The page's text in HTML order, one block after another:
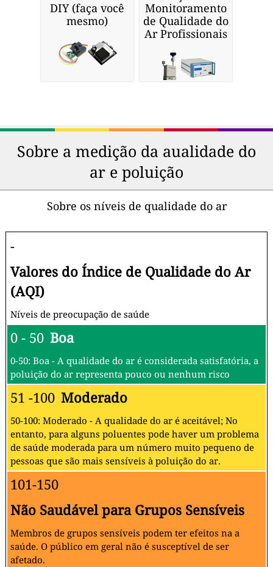
DIY (faça você
mesmo)
Monitoramento
de Qualidade do
Ar Profissionais
Sobre a medição da aualidade do
ar e poluição
Sobre os níveis de qualidade do ar
-
Valores do Índice de Qualidade do Ar
(AQI)
Níveis de preocupação de saúde
0 - 50 Boa
0-50: Boa - A qualidade do ar é considerada satisfatória, a
poluição do ar representa pouco ou nenhum risco
51 -100 Moderado
50-100: Moderado - A qualidade do ar é aceitável; No
entanto, para alguns poluentes pode haver um problema
de saúde moderada para um número muito pequeno de
pessoas que são mais sensíveis à poluição do ar.
101-150
Não Saudável para Grupos Sensíveis
Membros de grupos sensíveis podem ter efeitos na a
saúde. O público em geral não é susceptível de ser
afetado.